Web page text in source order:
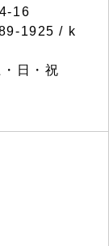
16
1925 / k
日・祝